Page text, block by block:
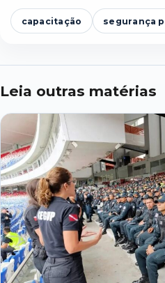
capacitação segurança
Leia outras matérias